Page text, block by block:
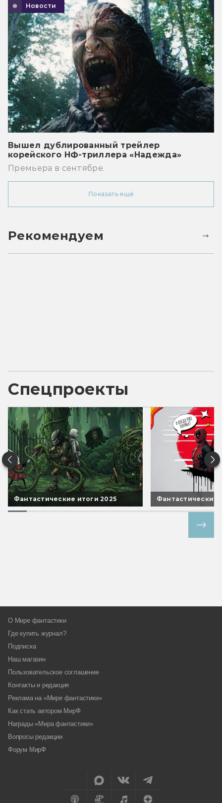
Новости
Вышел дублированный трейлер
корейского НФ-триллера «Надежда»
Премьера в сентябре.
Показать ещё
Рекомендуем
Спецпроекты
Фантастические итоги 2025 Фантастические
О Мире фантастики
Где купить журнал?
Подписка
Наш магазин
Пользовательское соглашение
Контакты и редакция
Реклама на «Мире фантастики»
Как стать автором МирФ
Награды «Мира фантастики»
Вопросы редакции
Форум МирФ